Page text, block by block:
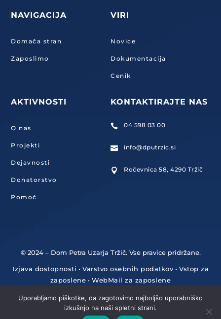
NAVIGACIJA
Domača stran
Zaposlimo
AKTIVNOSTI
O nas
Projekti
Dejavnosti
Donatorstvo
Pomoč
VIRI
Novice
Dokumentacija
Cenik
KONTAKTIRAJTE NAS
 04 598 03 00
 info@dputrzic.si
 Ročevnica 58, 4290 Tržič
© 2024 – Dom Petra Uzarja Tržič. Vse pravice pridržane.
Izjava dostopnosti • Varstvo osebnih podatkov • Vstop za
zaposlene •WebMail za zaposlene
Uporabljamo piškotke, da zagotovimo najboljšo uporabniško
izkušnjo na naši spletni strani.